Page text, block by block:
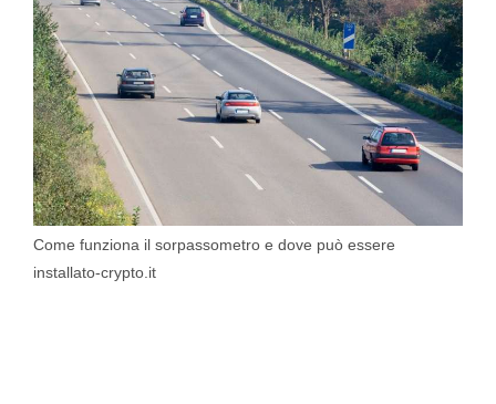
Come funziona il sorpassometro e dove può essere
installato-crypto.it